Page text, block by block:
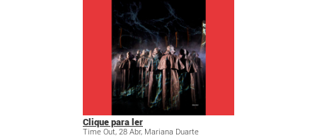
Clique para ler
Time Out, 28 Abr, Mariana Duarte